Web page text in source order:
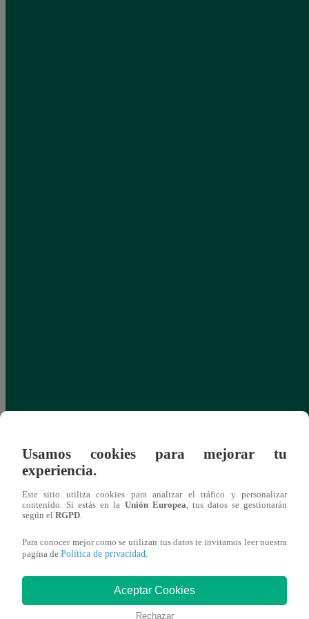
Usamos cookies para mejorar tu
experiencia.
Este sitio utiliza cookies para analizar el tráfico y personalizar
contenido. Si estás en la Unión Europea , tus datos se gestionarán
según el RGPD
Para conocer mejor como se utilizan tus datos te invitamos leer nuestra
pagina de Política de privacidad
Aceptar Cookies
Rechazar